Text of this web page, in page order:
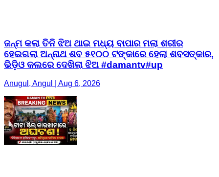
ଜନ୍ମ କଲା ତିନି ଝିଅ ଥାଇ ମଧ୍ୟ ବାପାର ମଲା ଶରୀର
ହେଇଗଲା ଅନ୍ନାଥ ଶବ ୫୧୦୦ ଟଙ୍କାରେ ହେଲା ଶବସତ୍କାର,
ଭିଡ଼ିଓ କଲରେ ଦେଖିଲା ଝିଅ #damantv#up
Anugul, Angul | Aug 6, 2026